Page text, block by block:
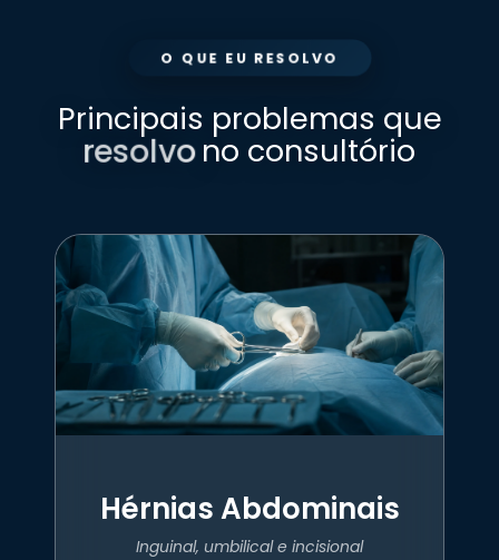
O QUE EU RESOLVO
Principais problemas que
resolvono consultório
Hérnias Abdominais
Inguinal, umbilical e incisional